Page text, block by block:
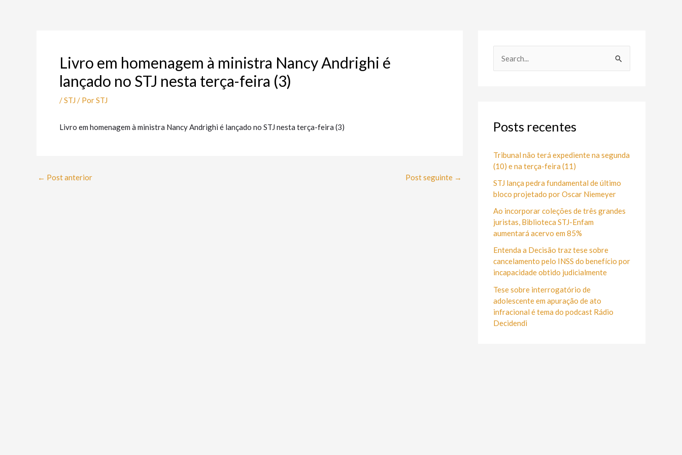
Livro em homenagem à ministra Nancy Andrighi é
lançado no STJ nesta terça-feira (3)
/STJ / PorSTJ
Livro em homenagem à ministra Nancy Andrighi é lançado no STJ nesta terça-feira (3)
← Post anterior Post seguinte →
u
s
a
r
p
o
r
Posts recentes
Tribunal não terá expediente na segunda
(10) e na terça-feira (11)
STJ lança pedra fundamental de último
bloco projetado por Oscar Niemeyer
Ao incorporar coleções de três grandes
juristas, Biblioteca STJ-Enfam
aumentará acervo em 85%
Entenda a Decisão traz tese sobre
cancelamento pelo INSS do benefício por
incapacidade obtido judicialmente
Tese sobre interrogatório de
adolescente em apuração de ato
infracional é tema do podcast Rádio
Decidendi